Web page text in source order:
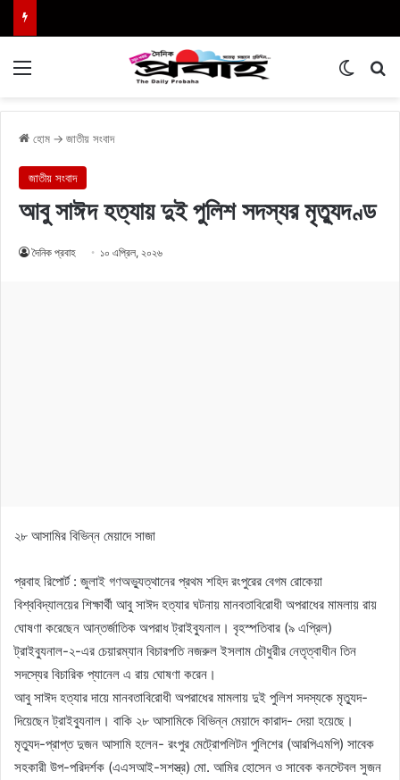
হোম → জাতীয় সংবাদ
জাতীয় সংবাদ
আবু সাঈদ হত্যায় দুই পুলিশ সদস্যর মৃত্যুদণ্ড
দৈনিক প্রবাহ ১০ এপ্রিল, ২০২৬
২৮ আসামির বিভিন্ন মেয়াদে সাজা
প্রবাহ রিপোর্ট : জুলাই গণঅভ্যুত্থানের প্রথম শহিদ রংপুরের বেগম রোকেয়া
বিশ্ববিদ্যালয়ের শিক্ষার্থী আবু সাঈদ হত্যার ঘটনায় মানবতাবিরোধী অপরাধের মামলায় রায়
ঘোষণা করেছেন আন্তর্জাতিক অপরাধ ট্রাইব্যুনাল। বৃহস্পতিবার (৯ এপ্রিল)
ট্রাইব্যুনাল-২-এর চেয়ারম্যান বিচারপতি নজরুল ইসলাম চৌধুরীর নেতৃত্বাধীন তিন
সদস্যের বিচারিক প্যানেল এ রায় ঘোষণা করেন।
আবু সাঈদ হত্যার দায়ে মানবতাবিরোধী অপরাধের মামলায় দুই পুলিশ সদস্যকে মৃত্যুদ-
দিয়েছেন ট্রাইব্যুনাল। বাকি ২৮ আসামিকে বিভিন্ন মেয়াদে কারাদ- দেয়া হয়েছে।
মৃত্যুদ-প্রাপ্ত দুজন আসামি হলেন- রংপুর মেট্রোপলিটন পুলিশের (আরপিএমপি) সাবেক
সহকারী উপ-পরিদর্শক (এএসআই-সশস্ত্র) মো. আমির হোসেন ও সাবেক কনস্টেবল সুজন